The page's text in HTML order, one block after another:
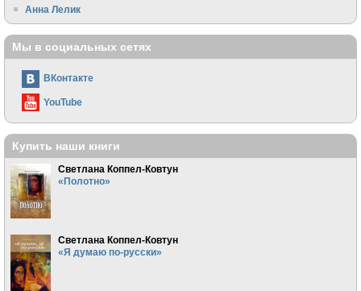
Анна Лелик
Мы в социальных сетях
ВКонтакте
YouTube
Купить наши книги
Светлана Коппел-Ковтун
«Полотно»
Светлана Коппел-Ковтун
«Я думаю по-русски»